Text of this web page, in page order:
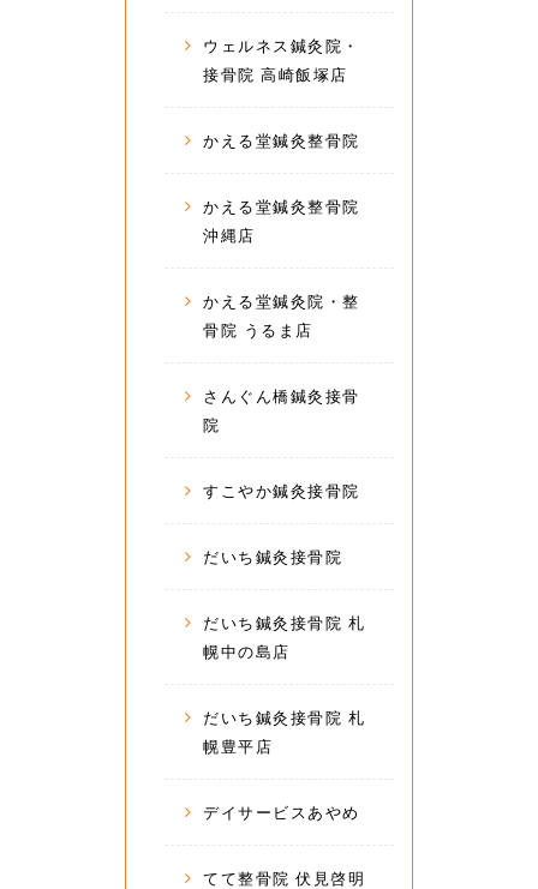
ウェルネス鍼灸院・
接骨院 高崎飯塚店
かえる堂鍼灸整骨院
かえる堂鍼灸整骨院
沖縄店
かえる堂鍼灸院・整
骨院 うるま店
さんぐん橋鍼灸接骨
院
すこやか鍼灸接骨院
だいち鍼灸接骨院
だいち鍼灸接骨院 札
幌中の島店
だいち鍼灸接骨院 札
幌豊平店
デイサービスあやめ
てて整骨院 伏見啓明